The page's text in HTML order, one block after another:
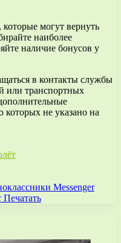
могут вернуть
наиболее
наличие бонусов у
в контакты службы
или транспортных
не указано на
Messenger
Печатать